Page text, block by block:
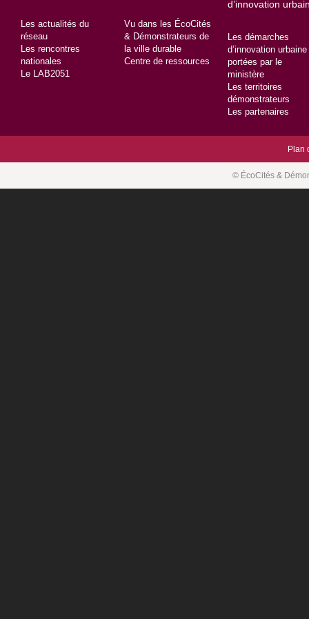
Les actualités du
réseau
Les rencontres
nationales
Le LAB2051
Vu dans les ÉcoCités
& Démonstrateurs de
la ville durable
Centre de ressources
d’innovation
Les démarches
d’innovation urbaine
portées par le
ministère
Les territoires
démonstrateurs
Les partenaires
Plan
© ÉcoCités &